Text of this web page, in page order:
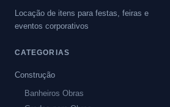
Locação de itens para festas, feiras e
eventos corporativos
CATEGORIAS
Construção
Banheiros Obras